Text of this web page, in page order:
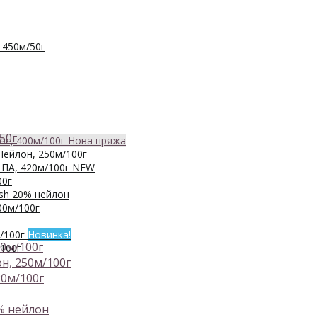
50г
400м/100г Нова пряжа
250м/100г
420м/100г NEW
20% нейлон
100г
Новинка!
100г
250м/100г
100г
нейлон